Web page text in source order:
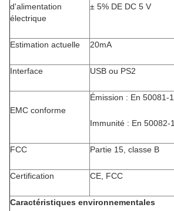
d'alimentation
électrique
± 5% DE DC 5 V
Estimation actuelle 20mA
Interface USB ou PS2
EMC conforme
Émission : En 50081-1
Immunité : En 50082-1
FCC Partie 15, classe B
Certification CE, FCC
Caractéristiques environnementales